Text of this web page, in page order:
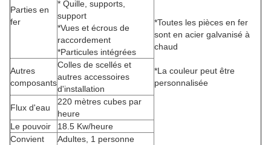
*Toutes les pièces en fer
sont en acier galvanisé à
chaud
*La couleur peut être
personnalisée
Parties en
fer
* Quille, supports,
support
*Vues et écrous de
raccordement
*Particules intégrées
Autres
composants
Colles de scellés et
autres accessoires
d'installation
Flux d'eau
220 mètres cubes par
heure
Le pouvoir
18.5 Kw/heure
Convient
Adultes, 1 personne